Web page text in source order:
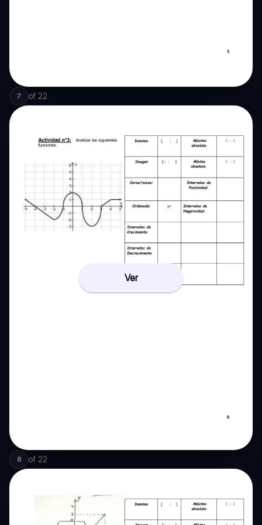
7 of 22
Ver
8 of 22